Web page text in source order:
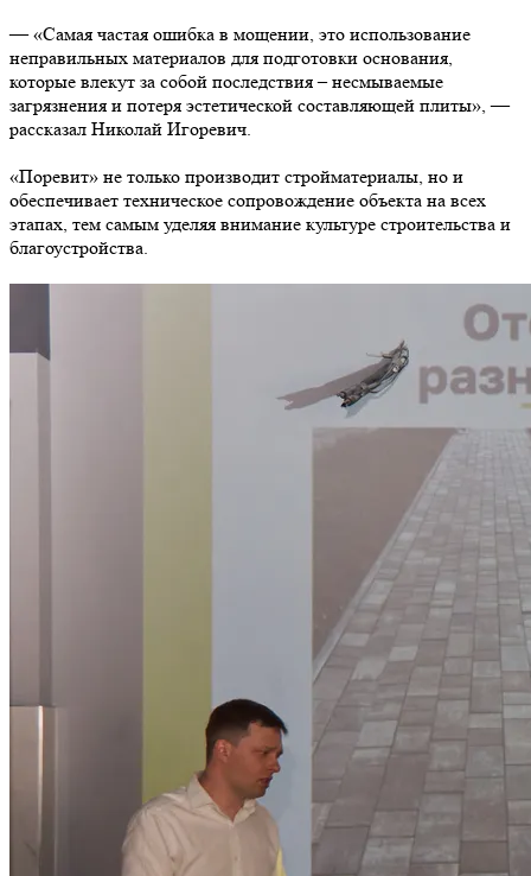
— «Самая частая ошибка в мощении, это использование
неправильных материалов для подготовки основания,
которые влекут за собой последствия – несмываемые
загрязнения и потеря эстетической составляющей плиты», —
рассказал Николай Игоревич.
«Поревит» не только производит стройматериалы, но и
обеспечивает техническое сопровождение объекта на всех
этапах, тем самым уделяя внимание культуре строительства и
благоустройства.